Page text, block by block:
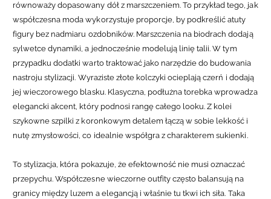
równoważy dopasowany dół z marszczeniem. To przykład tego, jak
współczesna moda wykorzystuje proporcje, by podkreślić atuty
figury bez nadmiaru ozdobników. Marszczenia na biodrach dodają
sylwetce dynamiki, a jednocześnie modelują linię talii.W tym
przypadku dodatki warto traktować jako narzędzie do budowania
nastroju stylizacji. Wyraziste złote kolczyki ocieplają czerń i dodają
jej wieczorowego blasku. Klasyczna, podłużna torebka wprowadza
elegancki akcent, który podnosi rangę całego looku. Z kolei
szykowne szpilki z koronkowym detalem łączą w sobie lekkość i
nutę zmysłowości, co idealnie współgra z charakterem sukienki.
To stylizacja, która pokazuje, że efektowność nie musi oznaczać
przepychu. Współczesne wieczorne outfity często balansują na
granicy między luzem a elegancją i właśnie tu tkwi ich siła. Taka